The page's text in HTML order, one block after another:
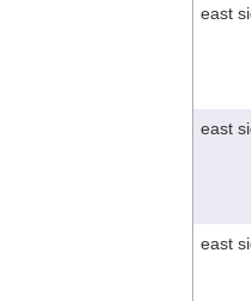
east
east
east